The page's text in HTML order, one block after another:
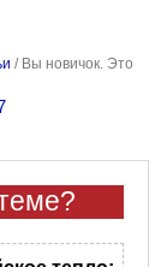
/ Вы новичок. Это